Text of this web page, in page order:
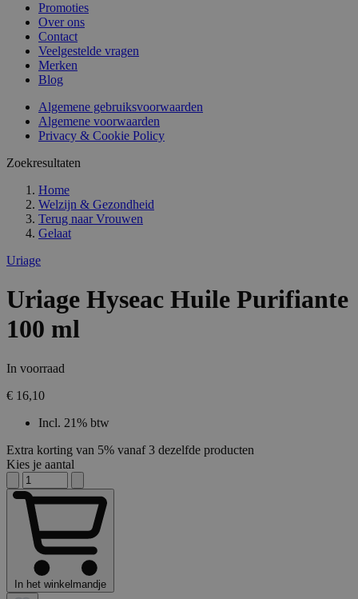
Promoties
Over ons
Contact
Veelgestelde vragen
Merken
Blog
Algemene gebruiksvoorwaarden
Algemene voorwaarden
Privacy & Cookie Policy
Zoekresultaten
Home
Welzijn & Gezondheid
Terug naar Vrouwen
Gelaat
Uriage
Uriage Hyseac Huile Purifiante
100 ml
In voorraad
€ 16,10
Incl. 21% btw
Extra korting van 5% vanaf 3 dezelfde producten
Kies je aantal
In het winkelmandje